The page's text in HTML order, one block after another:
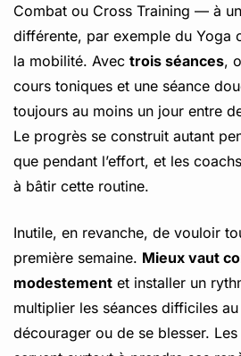
Combat ou Cross Training — à
différente, par exemple du Yoga
la mobilité. Avec trois séances,
cours toniques et une séance
toujours au moins un jour entre
Le progrès se construit autant
que pendant l’effort, et les
à bâtir cette routine.
Inutile, en revanche, de vouloir
première semaine. Mieux vaut
modestement et installer un
multiplier les séances difficiles
décourager ou de se blesser.